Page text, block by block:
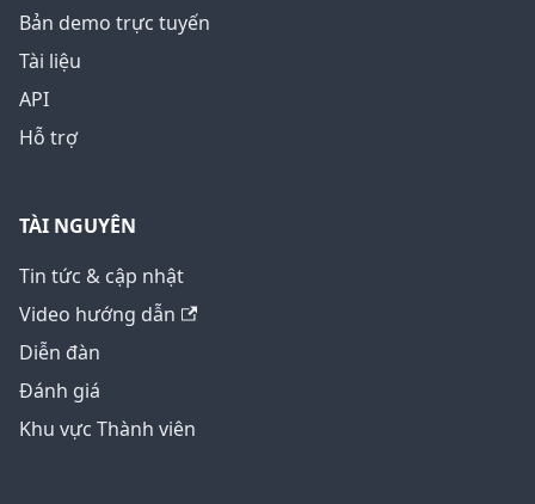
Bản demo trực tuyến
Tài liệu
API
Hỗ trợ
TÀI NGUYÊN
Tin tức & cập nhật
Video hướng dẫn
Diễn đàn
Đánh giá
Khu vực Thành viên